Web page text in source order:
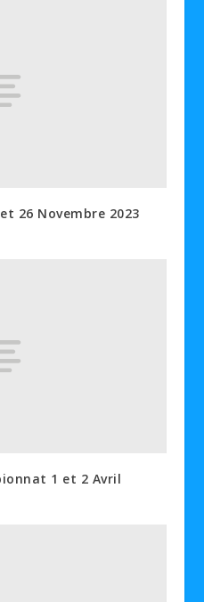
26 Novembre 2023
1 et 2 Avril